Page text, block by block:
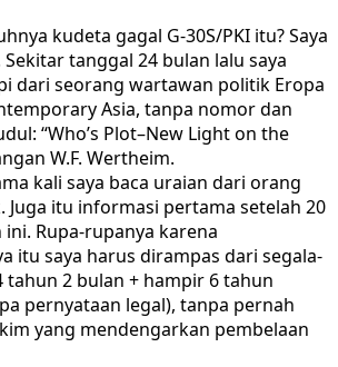
kudeta gagal G-30S/PKI itu? Saya
tanggal 24 bulan lalu saya
dari seorang wartawan politik Eropa
Asia, tanpa nomor dan
“Who’s Plot–New Light on the
W.F. Wertheim.
kali saya baca uraian dari orang
Juga itu informasi pertama setelah 20
Rupa-rupanya karena
itu saya harus dirampas dari segala-
tahun 2 bulan + hampir 6 tahun
pernyataan legal), tanpa pernah
yang mendengarkan pembelaan